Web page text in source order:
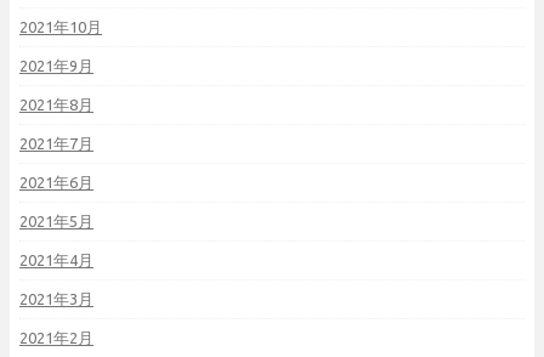
2021年10月
2021年9月
2021年8月
2021年7月
2021年6月
2021年5月
2021年4月
2021年3月
2021年2月